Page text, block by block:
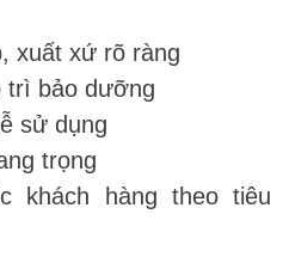
xuất xứ rõ ràng
trì bảo dưỡng
sử dụng
trọng
khách hàng theo tiêu